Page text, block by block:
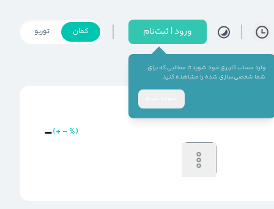
ورود | ثبت‌نام
وارد حساب کاربری خود شوید تا مطالبی که برای
شما شخصی‌سازی شده را مشاهده کنید.
کمان توربو
-(+-%)